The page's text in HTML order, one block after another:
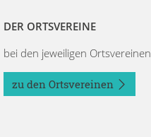
DER ORTSVEREINE
bei den jeweiligen Ortsvereinen
zu den Ortsvereinen